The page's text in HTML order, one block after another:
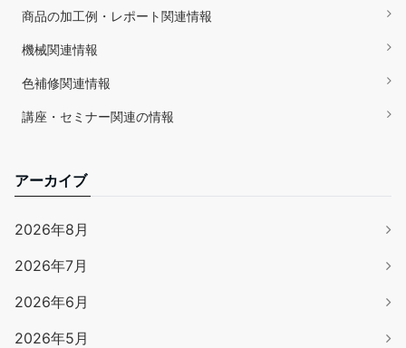
商品の加工例・レポート関連情報
機械関連情報
色補修関連情報
講座・セミナー関連の情報
アーカイブ
2026年8月
2026年7月
2026年6月
2026年5月